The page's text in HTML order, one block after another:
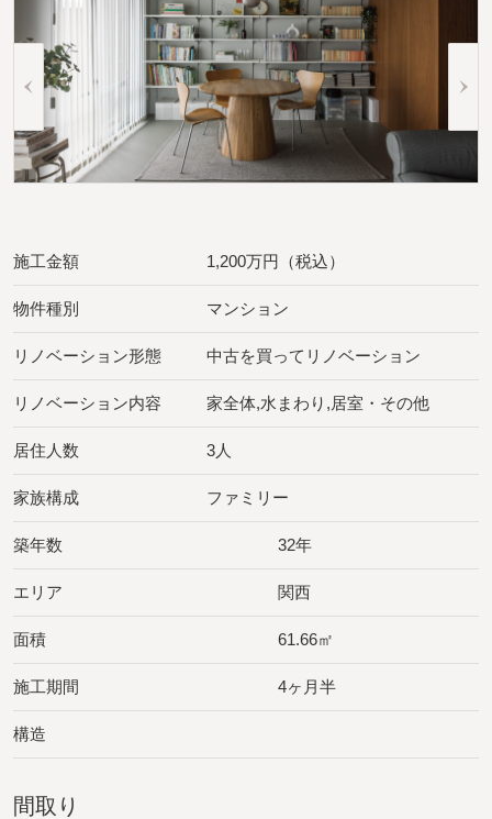
施工金額 1,200万円（税込）
物件種別 マンション
リノベーション形態 中古を買ってリノベーション
リノベーション内容 家全体,水まわり,居室・その他
居住人数 3人
家族構成 ファミリー
築年数 32年
エリア 関西
面積 61.66㎡
施工期間 4ヶ月半
構造
間取り